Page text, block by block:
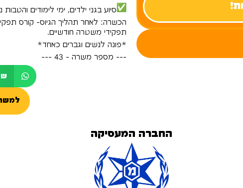
סיוע בגני ילדים, ימי לימודים והטבות
הכשרה: לאחר תהליך הגיוס- קורס
תפקידי משטרה חודשיים.
*פונה לנשים וגברים כאחד*
--- מספר משרה - 43 ---
החברה המעסיקה